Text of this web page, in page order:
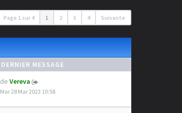
Page 1 sur 4 1 2 3 4 Suivante
DERNIER MESSAGE
de Vereva
Mar 28 Mar 2023 10:58